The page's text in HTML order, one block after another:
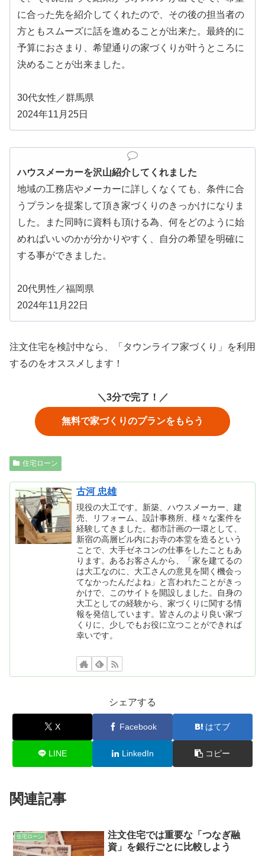
に合った先を紹介してくれたので、その後の担当者の
方ともスムーズに話を進めることが出来た。最終的に
予算におさまり、希望通りの家づくりが叶うところに
決めることが出来ました。
30代女性／群馬県
2024年11月25日
ハウスメーカーを沢山紹介してくれました
地域の工務店やメーカーに詳しくなくても、条件に合
うプランを提案して頂き家づくりのきっかけになりま
した。また同時に資料も頂ける為、何をどのように始
めればいいのかが分かりやすく、自分の希望を明確に
する事ができました。
20代男性／福岡県
2024年11月22日
注文住宅を検討中なら、「タウンライフ家づくり」を利用
するのをオススメします！
＼3分で完了！／
無料で家づくりのプランをもらう
住宅ローン
古河 忠雄
現役の大工です。新築、ハウスメーカー、建
売、リフォーム、設計事務所、様々な案件を
経験してきました。都市計画の一環として、
新宿の高層ビル内にお寺の本堂を造るという
ことで、大手ゼネコンの仕事をしたこともあ
ります。あるお客さんから、「家を建てるの
は大工なのに、大工さんの意見を聞く機会っ
てなかったんだよね」と言われたことがきっ
かけで、このサイトを開設しました。自身の
大工としての経験から、家づくりに関する情
報を発信しています。皆さんのより良い家づ
くりに、少しでもお役に立つことができれば
幸いです。
シェアする
X Facebook はてブ
LINE LinkedIn コピー
関連記事
住宅ローン
注文住宅では重要な「つなぎ融
資」を銀行ごとに比較しよう